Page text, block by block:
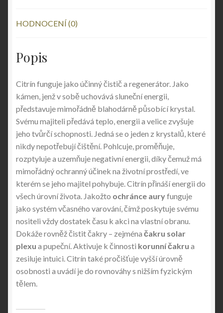
HODNOCENÍ (0)
Popis
Citrín funguje jako účinný čistič a regenerátor. Jako
kámen, jenž v sobě uchovává sluneční energii,
představuje mimořádně blahodárně působící krystal.
Svému majiteli předává teplo, energii a velice zvyšuje
jeho tvůrčí schopnosti. Jedná se o jeden z krystalů, které
nikdy nepotřebují čištění. Pohlcuje, proměňuje,
rozptyluje a uzemňuje negativní energii, díky čemuž má
mimořádný ochranný účinek na životní prostředí, ve
kterém se jeho majitel pohybuje. Citrín přináší energii do
všech úrovní života. Jakožto ochránce auryfunguje
jako systém včasného varování, čímž poskytuje svému
nositeli vždy dostatek času k akci na vlastní obranu.
Dokáže rovněž čistit čakry – zejména čakru solar
plexu a pupeční. Aktivuje k činnosti korunní čakru a
zesiluje intuici. Citrín také pročišťuje vyšší úrovně
osobnosti a uvádí je do rovnováhy s nižším fyzickým
tělem.